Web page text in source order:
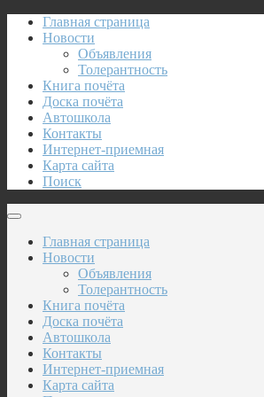
Главная страница
Новости
Объявления
Толерантность
Книга почёта
Доска почёта
Автошкола
Контакты
Интернет-приемная
Карта сайта
Поиск
Главная страница
Новости
Объявления
Толерантность
Книга почёта
Доска почёта
Автошкола
Контакты
Интернет-приемная
Карта сайта